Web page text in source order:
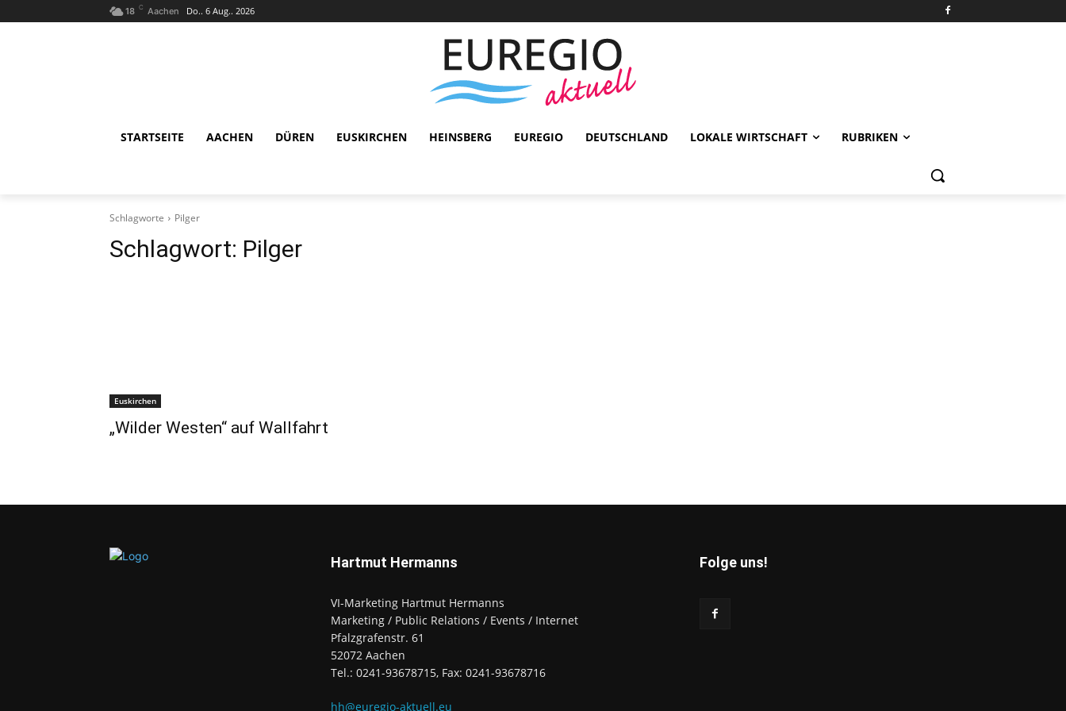
18 C Aachen Do.. 6 Aug.. 2026
STARTSEITE AACHEN DÜREN EUSKIRCHEN HEINSBERG EUREGIO DEUTSCHLAND LOKALE WIRTSCHAFT RUBRIKEN
Schlagworte Pilger
Schlagwort: Pilger
Euskirchen
„Wilder Westen“ auf Wallfahrt
Hartmut Hermanns
VI-Marketing Hartmut Hermanns
Marketing / Public Relations / Events / Internet
Pfalzgrafenstr. 61
52072 Aachen
Tel.: 0241-93678715, Fax: 0241-93678716
hh@euregio-aktuell.eu
Folge uns!